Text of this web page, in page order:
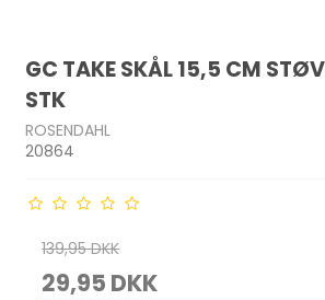
GC TAKE SKÅL 15,5 CM
STK
ROSENDAHL
20864
139,95 DKK
29,95 DKK